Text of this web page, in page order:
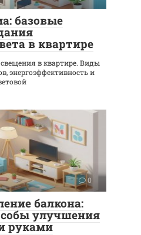
базовые
в квартире
в квартире. Виды
энергоэффективность и
0
балкона:
улучшения
руками